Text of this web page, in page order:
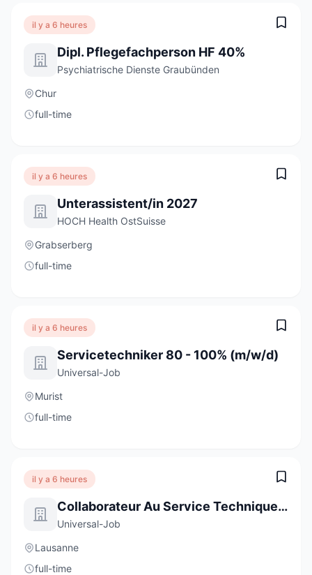
il y a 6 heures
Dipl. Pflegefachperson HF 40%
Psychiatrische Dienste Graubünden
Chur
full-time
il y a 6 heures
Unterassistent/in 2027
HOCH Health OstSuisse
Grabserberg
full-time
il y a 6 heures
Servicetechniker 80 - 100% (m/w/d)
Universal-Job
Murist
full-time
il y a 6 heures
Collaborateur Au Service Technique Interne 80 - 100% (H/F/D)
Universal-Job
Lausanne
full-time